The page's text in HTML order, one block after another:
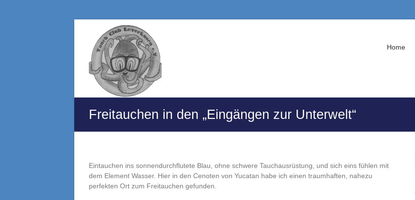
springenTauchclub
Leverkusen
e.V.
Eine
andere
WordPress-
Site.
Home
Freitauchen in den „Eingängen zur Unterwelt“
Eintauchen ins sonnendurchflutete Blau, ohne schwere Tauchausrüstung, und sich eins fühlen mit
dem Element Wasser. Hier in den Cenoten von Yucatan habe ich einen traumhaften, nahezu
perfekten Ort zum Freitauchen gefunden.